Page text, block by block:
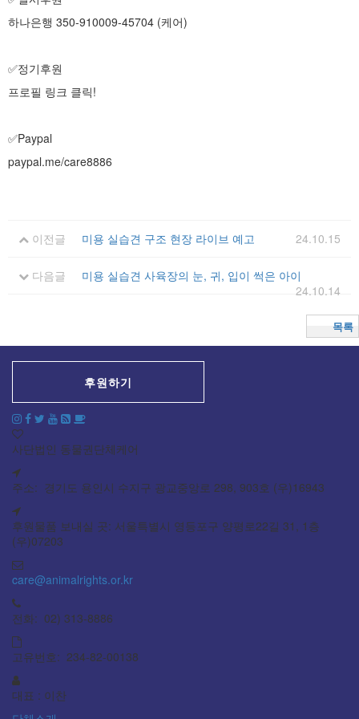
하나은행 350-910009-45704 (케어)
✅정기후원
프로필 링크 클릭!
✅Paypal
paypal.me/care8886
이전글 미용 실습견 구조 현장 라이브 예고 24.10.15
다음글
미용 실습견 사육장의 눈, 귀, 입이 썩은 아이
24.10.14
목록
후원하기
사단법인 동물권단체케어
주소: 경기도 용인시 수지구 광교중앙로 298, 903호 (우)16943
후원물품 보내실 곳: 서울특별시 영등포구 양평로22길 31, 1층
(우)07203
care@animalrights.or.kr
전화: 02) 313-8886
고유번호: 234-82-00138
대표 : 이찬